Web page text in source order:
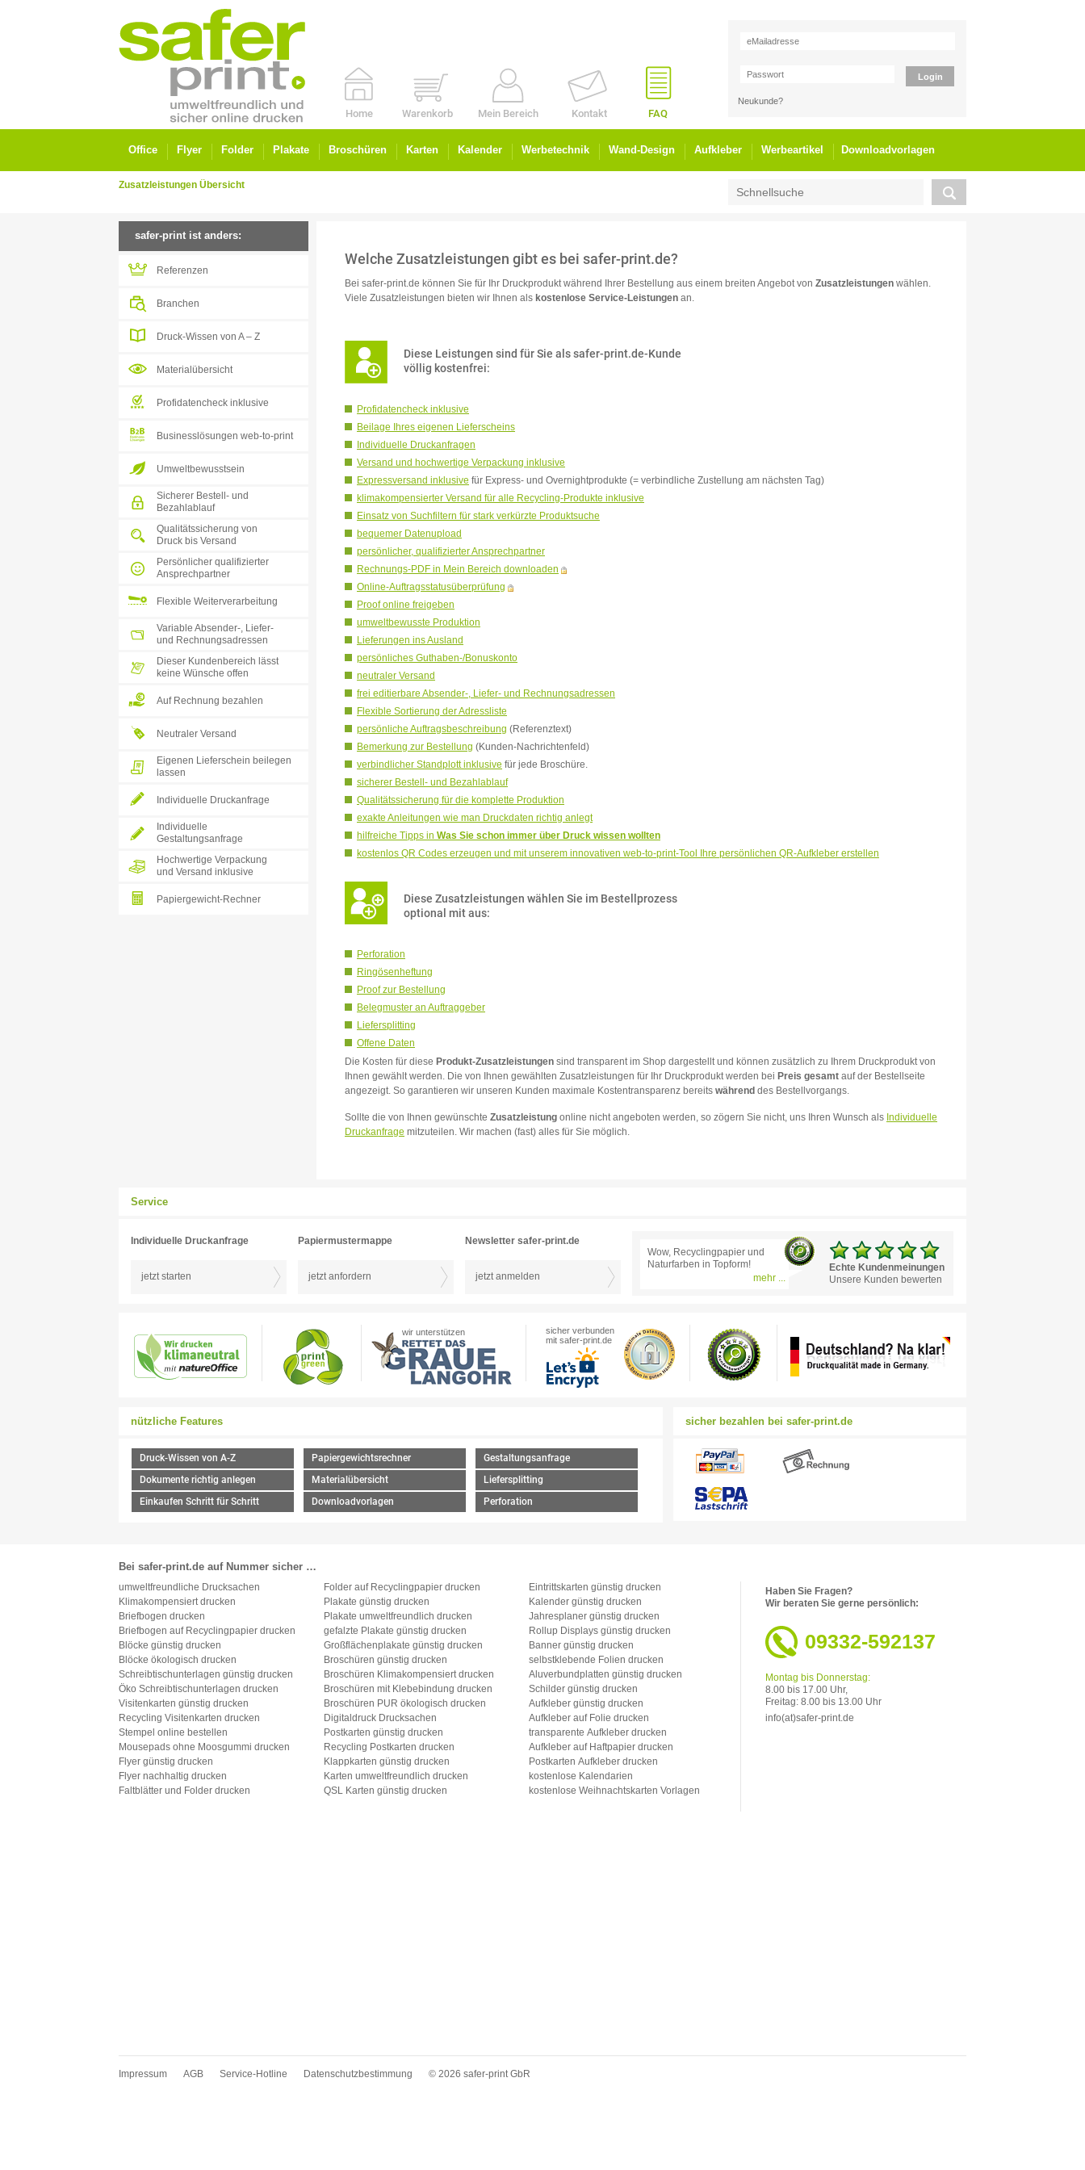
Home Warenkorb Mein Bereich Kontakt FAQ
Neukunde?
Office Flyer Folder Plakate Broschüren Karten Kalender Werbetechnik Wand-Design Aufkleber Werbeartikel Downloadvorlagen
Zusatzleistungen Übersicht
safer-print ist anders:
Referenzen
Branchen
Druck-Wissen von A – Z
Materialübersicht
Profidatencheck inklusive
Businesslösungen web-to-print
Umweltbewusstsein
Sicherer Bestell- und
Bezahlablauf
Qualitätssicherung von
Druck bis Versand
Persönlicher qualifizierter
Ansprechpartner
Flexible Weiterverarbeitung
Variable Absender-, Liefer-
und Rechnungsadressen
Dieser Kundenbereich lässt
keine Wünsche offen
Auf Rechnung bezahlen
Neutraler Versand
Eigenen Lieferschein beilegen
lassen
Individuelle Druckanfrage
Individuelle
Gestaltungsanfrage
Hochwertige Verpackung
und Versand inklusive
Papiergewicht-Rechner
Welche Zusatzleistungen gibt es bei safer-print.de?
Bei safer-print.de können Sie für Ihr Druckprodukt während Ihrer Bestellung aus einem breiten Angebot von Zusatzleistungen wählen.
Viele Zusatzleistungen bieten wir Ihnen als kostenlose Service-Leistungen an.
Diese Leistungen sind für Sie als safer-print.de-Kunde
völlig kostenfrei:
Profidatencheck inklusive
Beilage Ihres eigenen Lieferscheins
Individuelle Druckanfragen
Versand und hochwertige Verpackung inklusive
Expressversand inklusive für Express- und Overnightprodukte (= verbindliche Zustellung am nächsten Tag)
klimakompensierter Versand für alle Recycling-Produkte inklusive
Einsatz von Suchfiltern für stark verkürzte Produktsuche
bequemer Datenupload
persönlicher, qualifizierter Ansprechpartner
Rechnungs-PDF in Mein Bereich downloaden
Online-Auftragsstatusüberprüfung
Proof online freigeben
umweltbewusste Produktion
Lieferungen ins Ausland
persönliches Guthaben-/Bonuskonto
neutraler Versand
frei editierbare Absender-, Liefer- und Rechnungsadressen
Flexible Sortierung der Adressliste
persönliche Auftragsbeschreibung (Referenztext)
Bemerkung zur Bestellung (Kunden-Nachrichtenfeld)
verbindlicher Standplott inklusive für jede Broschüre.
sicherer Bestell- und Bezahlablauf
Qualitätssicherung für die komplette Produktion
exakte Anleitungen wie man Druckdaten richtig anlegt
hilfreiche Tipps in Was Sie schon immer über Druck wissen wollten
kostenlos QR Codes erzeugen und mit unserem innovativen web-to-print-Tool Ihre persönlichen QR-Aufkleber erstellen
Diese Zusatzleistungen wählen Sie im Bestellprozess
optional mit aus:
Perforation
Ringösenheftung
Proof zur Bestellung
Belegmuster an Auftraggeber
Liefersplitting
Offene Daten
Die Kosten für diese Produkt-Zusatzleistungen sind transparent im Shop dargestellt und können zusätzlich zu Ihrem Druckprodukt von
Ihnen gewählt werden. Die von Ihnen gewählten Zusatzleistungen für Ihr Druckprodukt werden bei Preis gesamt auf der Bestellseite
angezeigt. So garantieren wir unseren Kunden maximale Kostentransparenz bereits während des Bestellvorgangs.
Sollte die von Ihnen gewünschte Zusatzleistung online nicht angeboten werden, so zögern Sie nicht, uns Ihren Wunsch als Individuelle
Druckanfrage mitzuteilen. Wir machen (fast) alles für Sie möglich.
Service
Individuelle Druckanfrage
jetzt starten
Papiermustermappe
jetzt anfordern
Newsletter safer-print.de
jetzt anmelden
Wow, Recyclingpapier und
Naturfarben in Topform!
Echte Kundenmeinungen
Unsere Kunden bewerten
mehr ...
wir unterstützen
sicher verbunden
mit safer-print.de
nützliche Features
Druck-Wissen von A-Z
Dokumente richtig anlegen
Einkaufen Schritt für Schritt
Papiergewichtsrechner
Materialübersicht
Downloadvorlagen
Gestaltungsanfrage
Liefersplitting
Perforation
sicher bezahlen bei safer-print.de
Bei safer-print.de auf Nummer sicher …
umweltfreundliche Drucksachen
Klimakompensiert drucken
Briefbogen drucken
Briefbogen auf Recyclingpapier drucken
Blöcke günstig drucken
Blöcke ökologisch drucken
Schreibtischunterlagen günstig drucken
Öko Schreibtischunterlagen drucken
Visitenkarten günstig drucken
Recycling Visitenkarten drucken
Stempel online bestellen
Mousepads ohne Moosgummi drucken
Flyer günstig drucken
Flyer nachhaltig drucken
Faltblätter und Folder drucken
Folder auf Recyclingpapier drucken
Plakate günstig drucken
Plakate umweltfreundlich drucken
gefalzte Plakate günstig drucken
Großflächenplakate günstig drucken
Broschüren günstig drucken
Broschüren Klimakompensiert drucken
Broschüren mit Klebebindung drucken
Broschüren PUR ökologisch drucken
Digitaldruck Drucksachen
Postkarten günstig drucken
Recycling Postkarten drucken
Klappkarten günstig drucken
Karten umweltfreundlich drucken
QSL Karten günstig drucken
Eintrittskarten günstig drucken
Kalender günstig drucken
Jahresplaner günstig drucken
Rollup Displays günstig drucken
Banner günstig drucken
selbstklebende Folien drucken
Aluverbundplatten günstig drucken
Schilder günstig drucken
Aufkleber günstig drucken
Aufkleber auf Folie drucken
transparente Aufkleber drucken
Aufkleber auf Haftpapier drucken
Postkarten Aufkleber drucken
kostenlose Kalendarien
kostenlose Weihnachtskarten Vorlagen
Haben Sie Fragen?
Wir beraten Sie gerne persönlich:
09332-592137
Montag bis Donnerstag:
8.00 bis 17.00 Uhr,
Freitag: 8.00 bis 13.00 Uhr
info(at)safer-print.de
Impressum AGB Service-Hotline Datenschutzbestimmung © 2026 safer-print GbR